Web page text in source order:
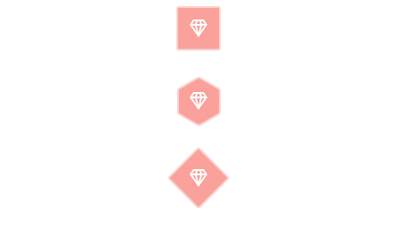





